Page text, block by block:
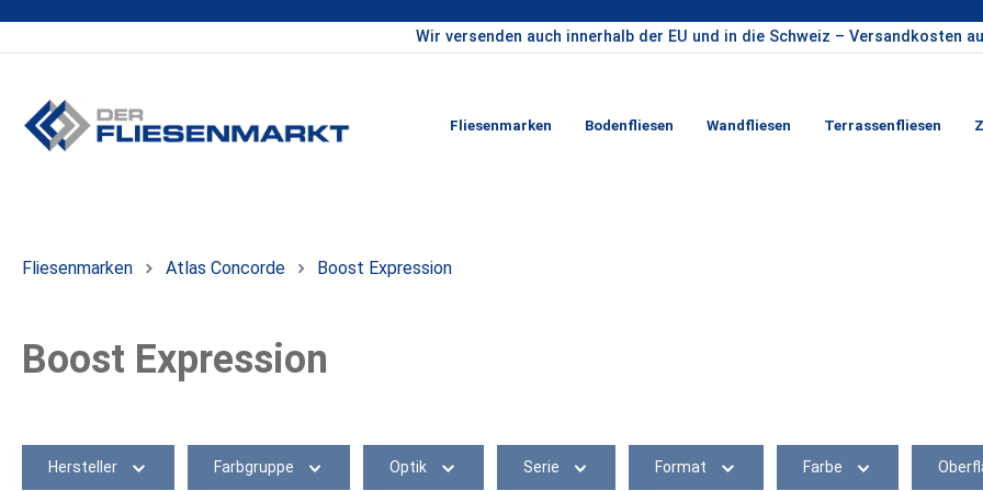
Wir versenden auch innerhalb der EU und in die Schweiz – Versandkosten
Fliesenmarken Bodenfliesen Wandfliesen Terrassenfliesen
Fliesenmarken Atlas Concorde Boost Expression
Boost Expression
Hersteller Farbgruppe Optik Serie Format Farbe